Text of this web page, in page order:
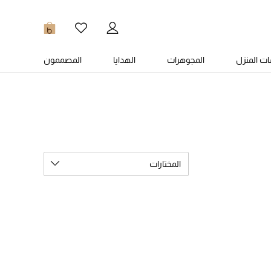
0
المنزل المجوهرات الهدايا المصممون
المختارات